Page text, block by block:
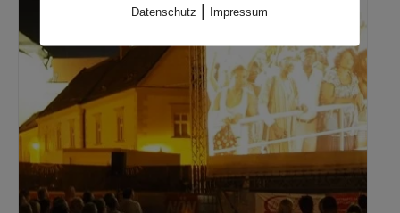
Datenschutz | Impressum